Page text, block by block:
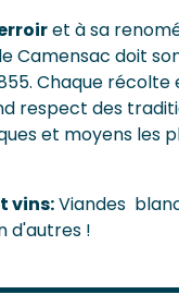
et à sa
Camensac doit
Chaque récolte
respect des
et moyens les
vins:Viandes
d'autres !